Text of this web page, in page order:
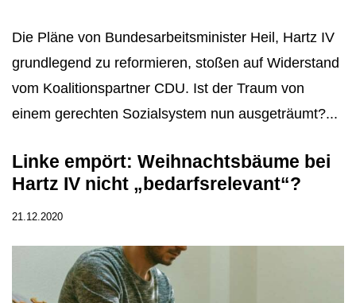
Die Pläne von Bundesarbeitsminister Heil, Hartz IV
grundlegend zu reformieren, stoßen auf Widerstand
vom Koalitionspartner CDU. Ist der Traum von
einem gerechten Sozialsystem nun ausgeträumt?...
Linke empört: Weihnachtsbäume bei
Hartz IV nicht „bedarfsrelevant“?
21.12.2020